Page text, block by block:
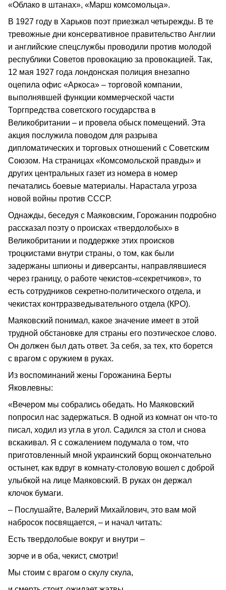
«Облако в штанах», «Марш комсомольца».
В 1927 году в Харьков поэт приезжал четырежды. В те
тревожные дни консервативное правительство Англии
и английские спецслужбы проводили против молодой
республики Советов провокацию за провокацией. Так,
12 мая 1927 года лондонская полиция внезапно
оцепила офис «Аркоса» – торговой компании,
выполнявшей функции коммерческой части
Торгпредства советского государства в
Великобритании – и провела обыск помещений. Эта
акция послужила поводом для разрыва
дипломатических и торговых отношений с Советским
Союзом. На страницах «Комсомольской правды» и
других центральных газет из номера в номер
печатались боевые материалы. Нарастала угроза
новой войны против СССР.
Однажды, беседуя с Маяковским, Горожанин подробно
рассказал поэту о происках «твердолобых» в
Великобритании и поддержке этих происков
троцкистами внутри страны, о том, как были
задержаны шпионы и диверсанты, направлявшиеся
через границу, о работе чекистов-«секретчиков», то
есть сотрудников секретно-политического отдела, и
чекистах контрразведывательного отдела (КРО).
Маяковский понимал, какое значение имеет в этой
трудной обстановке для страны его поэтическое слово.
Он должен был дать ответ. За себя, за тех, кто борется
с врагом с оружием в руках.
Из воспоминаний жены Горожанина Берты
Яковлевны:
«Вечером мы собрались обедать. Но Маяковский
попросил нас задержаться. В одной из комнат он что-то
писал, ходил из угла в угол. Садился за стол и снова
вскакивал. Я с сожалением подумала о том, что
приготовленный мной украинский борщ окончательно
остынет, как вдруг в комнату-столовую вошел с доброй
улыбкой на лице Маяковский. В руках он держал
клочок бумаги.
– Послушайте, Валерий Михайлович, это вам мой
набросок посвящается, – и начал читать:
Есть твердолобые вокруг и внутри –
зорче и в оба, чекист, смотри!
Мы стоим с врагом о скулу скула,